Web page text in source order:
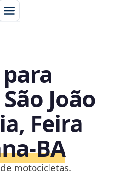
João
Feira
motocicletas.